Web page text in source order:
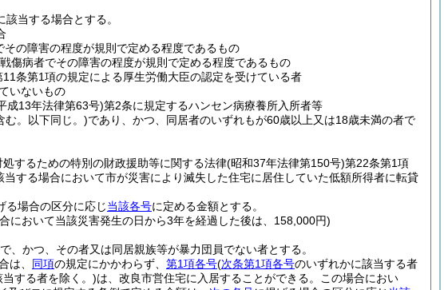
該当する場合とする。
の障害の程度が規則で定める程度であるもの
傷病者でその障害の程度が規則で定める程度であるもの
11条第1項の規定による厚生労働大臣の認定を受けている者
いないもの
成13年法律第63号)第2条に規定するハンセン病療養所入所者等
む。以下同じ。)であり、かつ、同居者のいずれもが60歳以上又は18歳未満の者で
するための特別の財政援助等に関する法律(昭和37年法律第150号)第22条第1項
する場合において市が災害により滅失した住宅に居住していた低額所得者に転貸
る場合の区分に応じ当該各号に定める金額とする。
において当該災害発生の日から3年を経過した後は、158,000円)
かつ、その者又は同居親族等が暴力団員でない者とする。
は、 同項の規定にかかわらず、 第1項各号(次条第1項各号のいずれかに該当する者
当する者を除く。)は、改良市営住宅に入居することができる。
この場合におい